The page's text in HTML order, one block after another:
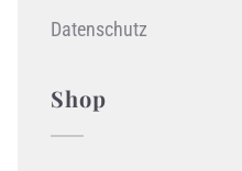
Datenschutz
Shop